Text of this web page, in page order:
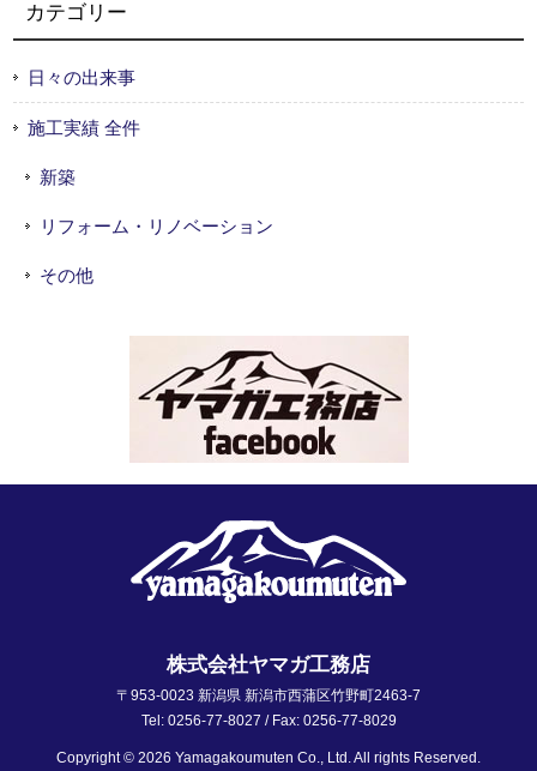
カテゴリー
日々の出来事
施工実績 全件
新築
リフォーム・リノベーション
その他
株式会社ヤマガ工務店
〒953-0023 新潟県 新潟市西蒲区竹野町2463-7
Tel: 0256-77-8027 / Fax: 0256-77-8029
Copyright © 2026 Yamagakoumuten Co., Ltd. All rights Reserved.